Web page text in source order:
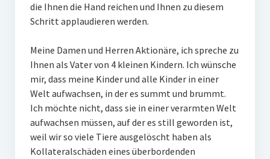
die Ihnen die Hand reichen und Ihnen zu diesem
Schritt applaudieren werden.
Meine Damen und Herren Aktionäre, ich spreche zu
Ihnen als Vater von 4 kleinen Kindern. Ich wünsche
mir, dass meine Kinder und alle Kinder in einer
Welt aufwachsen, in der es summt und brummt.
Ich möchte nicht, dass sie in einer verarmten Welt
aufwachsen müssen, auf der es still geworden ist,
weil wir so viele Tiere ausgelöscht haben als
Kollateralschäden eines überbordenden